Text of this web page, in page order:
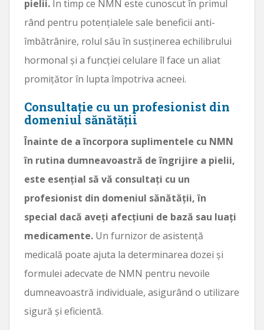
pielii.În timp ce NMN este cunoscut în primul
rând pentru potențialele sale beneficii anti-
îmbătrânire, rolul său în susținerea echilibrului
hormonal și a funcției celulare îl face un aliat
promițător în lupta împotriva acneei.
Consultație cu un profesionist din
domeniul sănătății
Înainte de a încorpora suplimentele cu NMN
în rutina dumneavoastră de îngrijire a pielii,
este esențial să vă consultați cu un
profesionist din domeniul sănătății, în
special dacă aveți afecțiuni de bază sau luați
medicamente. Un furnizor de asistență
medicală poate ajuta la determinarea dozei și
formulei adecvate de NMN pentru nevoile
dumneavoastră individuale, asigurând o utilizare
sigură și eficientă.